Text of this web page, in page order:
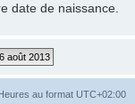
e
date de naissance.
au format UTC+02:00